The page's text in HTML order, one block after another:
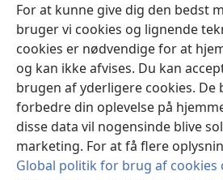
For at kunne give dig den bedst
bruger vi cookies og lignende
cookies er nødvendige for at
og kan ikke afvises. Du kan
brugen af yderligere cookies. De
forbedre din oplevelse på
disse data vil nogensinde blive
marketing. For at få flere
Global politik for brug af cookies
nyt
vindue)JW Hub
(åbner
nyt
vindue)JW Library
Watchtower Library